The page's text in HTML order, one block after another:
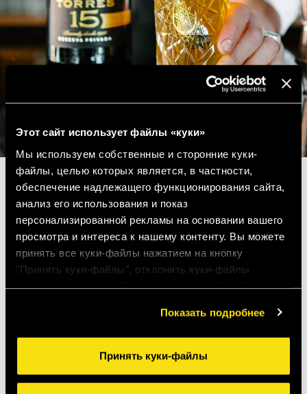
Этот сайт использует файлы «куки»
Мы используем собственные и сторонние куки-
файлы, целью которых является, в частности,
обеспечение надлежащего функционирования сайта,
анализ его использования и показ
персонализированной рекламы на основании вашего
просмотра и интереса к нашему контенту. Вы можете
принять все куки-файлы нажатием на кнопку
"Принять куки-файлы", отклонить куки-файлы
"Настроить куки-файлы". Для получения более
подробной информации ознакомьтесь с нашими
Правилами применения куки-файлов
Показать подробнее
Принять куки-файлы